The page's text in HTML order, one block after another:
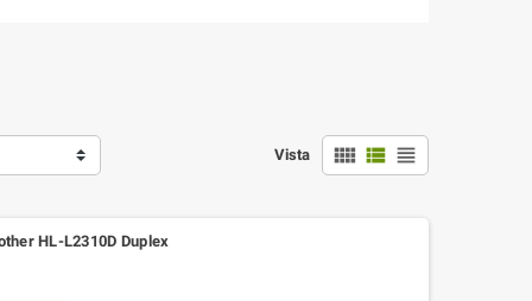
Vista   
HL-L2310D Duplex